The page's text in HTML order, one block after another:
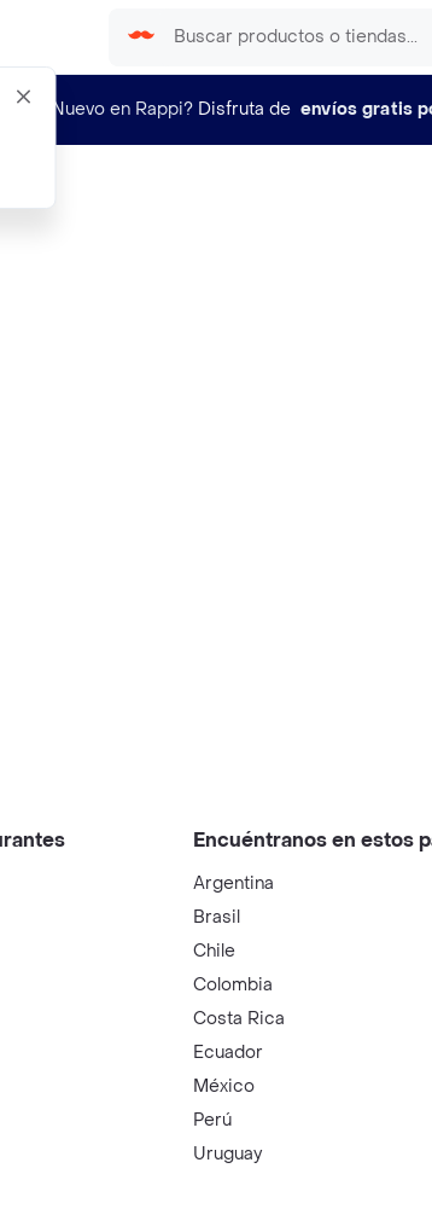
¿Nuevo en Rappi? Disfruta de envíos gratis
Encuéntranos en estos
Argentina
Brasil
Chile
Colombia
Costa Rica
Ecuador
México
Perú
Uruguay